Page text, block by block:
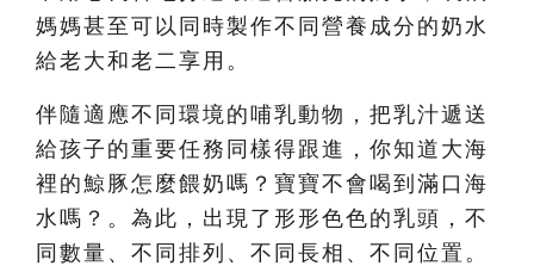
媽媽甚至可以同時製作不同營養成分的奶水
給老大和老二享用。
伴隨適應不同環境的哺乳動物，把乳汁遞送
給孩子的重要任務同樣得跟進，你知道大海
裡的鯨豚怎麼餵奶嗎？寶寶不會喝到滿口海
水嗎？。為此，出現了形形色色的乳頭，不
同數量、不同排列、不同長相、不同位置。